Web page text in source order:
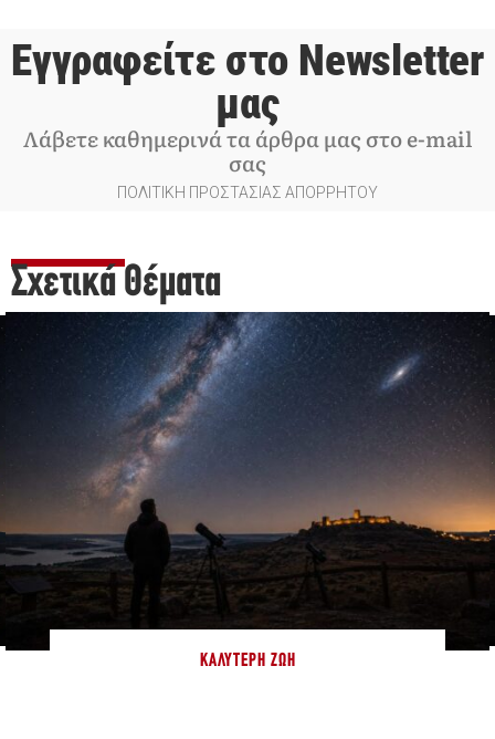
Εγγραφείτε στο Newsletter
μας
Λάβετε καθημερινά τα άρθρα μας στο e-mail
σας
ΠΟΛΙΤΙΚΗ ΠΡΟΣΤΑΣΙΑΣ ΑΠΟΡΡΗΤΟΥ
Σχετικά Θέματα
ΚΑΛΎΤΕΡΗ ΖΩΉ